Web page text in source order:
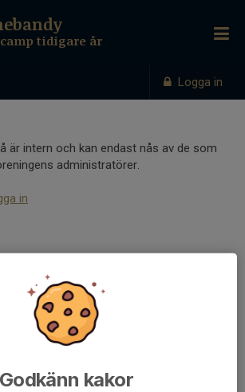
Logga in
tidigare år
är intern och kan endast nås av de som
administratörer.
in
Godkänn kakor